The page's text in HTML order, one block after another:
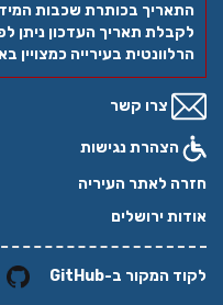
התאריך בכותרת שכבות
לקבלת תאריך העדכון ניתן
הרלוונטית בעירייה כמצויין
צרו קשר
הצהרת נגישות
חזרה לאתר העיריה
אודות ירושלים
לקוד המקור ב-GitHub